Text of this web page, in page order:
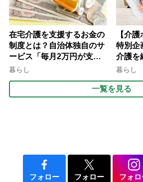
在宅介護を支援するお金の
制度とは？自治体独自のサ
ービス「毎月2万円が支給
される」ケースも【FP解
暮らし
【介
特別企
介護を
10年以
みよう
説】
暮らし
一覧を見る
フォロー フォロー フォロ